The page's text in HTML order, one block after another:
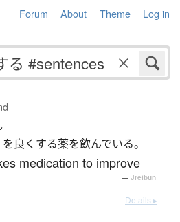
Forum About Theme Log in
を良くする薬を飲んでいる。
medication to improve
— Jreibun
Details ▸